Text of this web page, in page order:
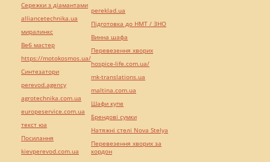
Сережки з діамантами
alliancetechnika.ua
миралинкс
Веб мастер
https://motokosmos.ua/
Синтезатори
perevod.agency
agrotechnika.com.ua
europeservice.com.ua
текст юа
Посилання
kievperevod.com.ua
pereklad.ua
Підготовка до НМТ / ЗНО
Винна шафа
Перевезення хворих
hospice-life.com.ua/
mk-translations.ua
maltina.com.ua
Шафи купе
Брендові сумки
Натяжні стелі Nova Stelya
Перевезення хворих за
кордон